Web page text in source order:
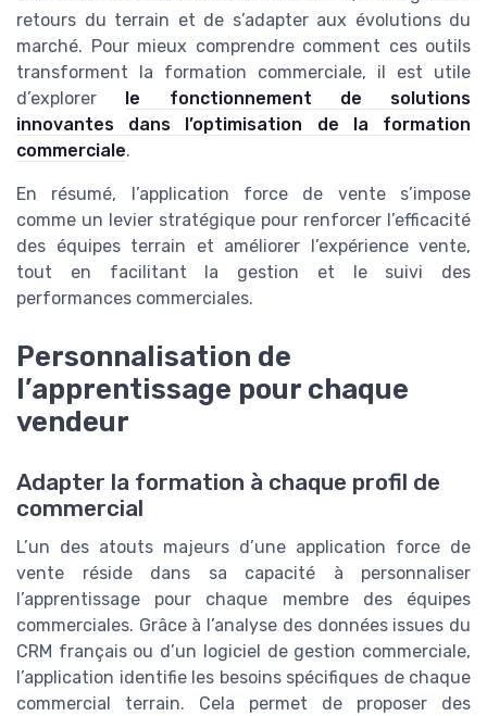
retours du terrain et de s’adapter aux évolutions du
marché. Pour mieux comprendre comment ces outils
transforment la formation commerciale, il est utile
d’explorer le fonctionnement de solutions
innovantes dans l’optimisation de la formation
commerciale.
En résumé, l’application force de vente s’impose
comme un levier stratégique pour renforcer l’efficacité
des équipes terrain et améliorer l’expérience vente,
tout en facilitant la gestion et le suivi des
performances commerciales.
Personnalisation de
l’apprentissage pour chaque
vendeur
Adapter la formation à chaque profil de
commercial
L’un des atouts majeurs d’une application force de
vente réside dans sa capacité à personnaliser
l’apprentissage pour chaque membre des équipes
commerciales. Grâce à l’analyse des données issues du
CRM français ou d’un logiciel de gestion commerciale,
l’application identifie les besoins spécifiques de chaque
commercial terrain. Cela permet de proposer des